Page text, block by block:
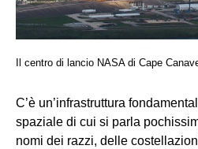
Il centro di lancio NASA di Cape
C’è un’infrastruttura
spaziale di cui si parla
nomi dei razzi, delle